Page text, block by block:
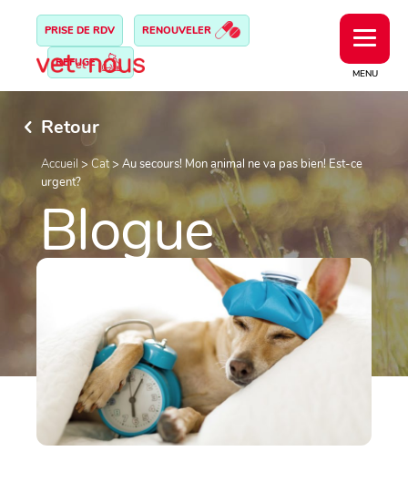
MENU
PRISE DE RDV RENOUVELER
REFUGE
Retour
Accueil >Cat> Au secours! Mon animal ne va pas bien! Est-ce
urgent?
Blogue